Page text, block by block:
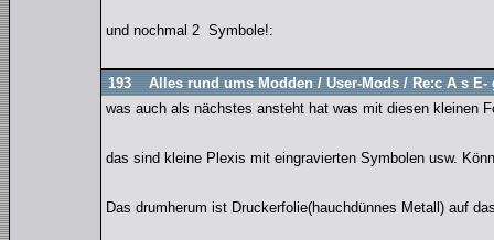
und nochmal 2 Symbole!:
193 Alles rund ums Modden/ User-Mods/ Re:c A s
was auch als nächstes ansteht hat was mit diesen kleinen
das sind kleine Plexis mit eingravierten Symbolen usw.
Das drumherum ist Druckerfolie(hauchdünnes Metall) auf